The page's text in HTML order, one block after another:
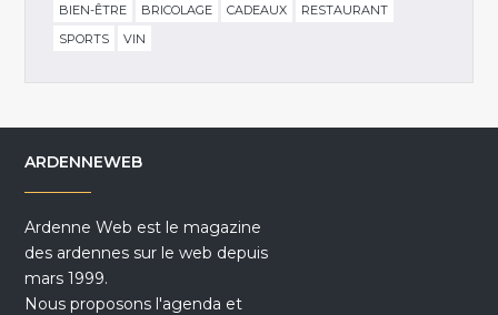
BIEN-ÊTRE
BRICOLAGE CADEAUX
RESTAURANT
SPORTS
VIN
ARDENNEWEB
Ardenne Web est le magazine
des ardennes sur le web depuis
mars 1999.
Nous proposons l'agenda et